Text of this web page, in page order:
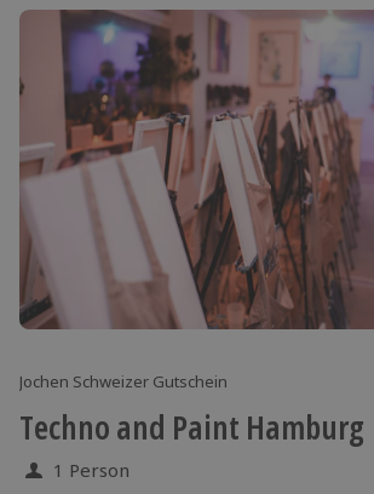
Jochen Schweizer Gutschein
Techno and Paint Hamburg
1 Person